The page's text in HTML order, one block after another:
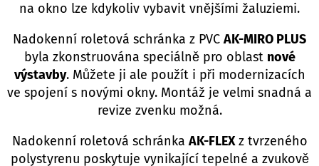
na okno lze kdykoliv vybavit vnějšími žaluziemi.
Nadokenní roletová schránka z PVCAK-MIRO PLUS
byla zkonstruována speciálně pro oblast nové
výstavby. Můžete ji ale použít i při modernizacích
ve spojení s novými okny. Montáž je velmi snadná a
revize zvenku možná.
Nadokenní roletová schránkaAK-FLEXz tvrzeného
polystyrenu poskytuje vynikající tepelné a zvukově